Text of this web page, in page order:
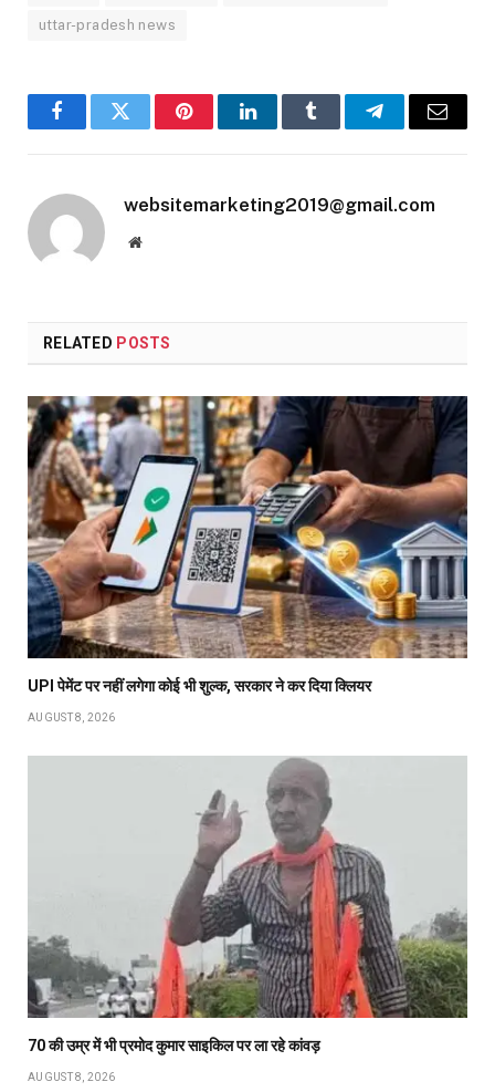
uttar-pradesh news
FacebookTwitter PinterestLinkedInTumblr TelegramEmail
websitemarketing2019@gmail.com
Website
RELATED POSTS
UPI पेमेंट पर नहीं लगेगा कोई भी शुल्क, सरकार ने कर दिया क्लियर
AUGUST 8, 2026
70 की उम्र में भी प्रमोद कुमार साइकिल पर ला रहे कांवड़
AUGUST 8, 2026